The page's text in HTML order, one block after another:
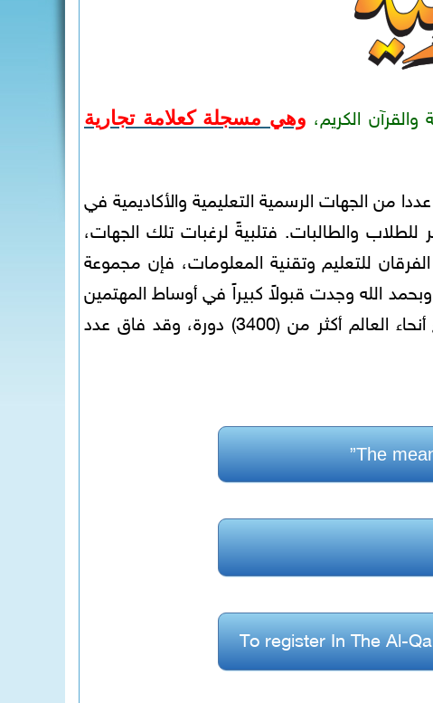
الكريم، وهي مسجلة كعلامة تجارية
من الجهات الرسمية التعليمية والأكاديمية في
والطالبات. فتلبيةً لرغبات تلك الجهات،
للتعليم وتقنية المعلومات، فإن مجموعة
الله وجدت قبولاً كبيراً في أوساط المهتمين
بنشر وتعليم مهارات اللغة العربية. فقد بلغ عدد الدورات التي أقامتها مجموعة الفرقان في جميع أنحاء العالم أكثر من (3400) دورة، وقد فاق عدد
”
To register In The Al-